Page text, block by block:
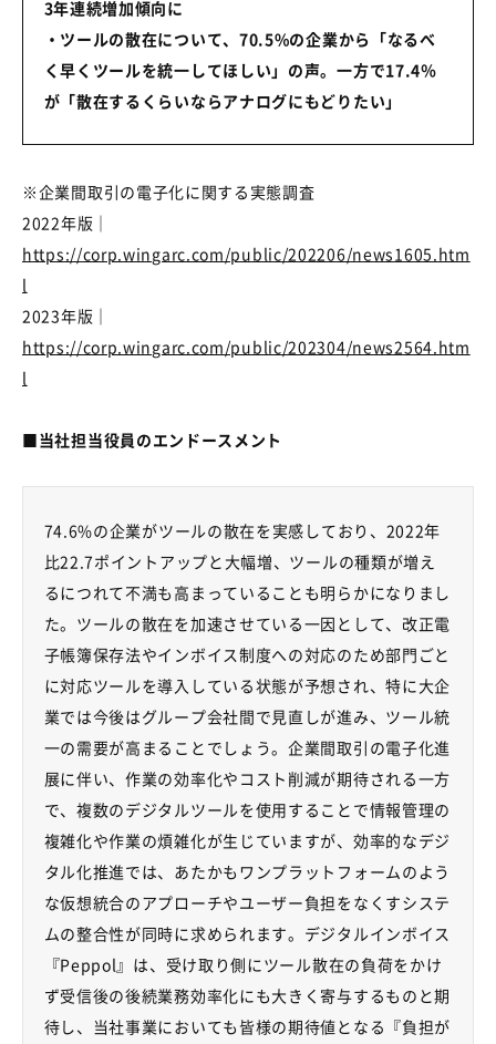
3年連続増加傾向に
・ツールの散在について、 70.5%の企業から「なるべ
く早くツールを統一してほしい」の声。一方で17.4％
が「散在するくらいならアナログにもどりたい」
※企業間取引の電子化に関する実態調査
2022年版｜
https://corp.wingarc.com/public/202206/news1605.htm
l
2023年版｜
https://corp.wingarc.com/public/202304/news2564.htm
l
■当社担当役員のエンドースメント
74.6%の企業がツールの散在を実感しており、 2022年
比22.7ポイントアップと大幅増、ツールの種類が増え
るにつれて不満も高まっていることも明らかになりまし
た。ツールの散在を加速させている一因として、改正電
子帳簿保存法やインボイス制度への対応のため部門ごと
に対応ツールを導入している状態が予想され、特に大企
業では今後はグループ会社間で見直しが進み、ツール統
一の需要が高まることでしょう。企業間取引の電子化進
展に伴い、作業の効率化やコスト削減が期待される一方
で、複数のデジタルツールを使用することで情報管理の
複雑化や作業の煩雑化が生じていますが、効率的なデジ
タル化推進では、あたかもワンプラットフォームのよう
な仮想統合のアプローチやユーザー負担をなくすシステ
ムの整合性が同時に求められます。デジタルインボイス
『Peppol 』は、受け取り側にツール散在の負荷をかけ
ず受信後の後続業務効率化にも大きく寄与するものと期
待し、当社事業においても皆様の期待値となる『負担が